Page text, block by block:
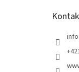
info